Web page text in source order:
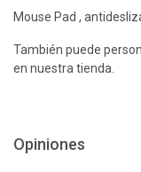
Mouse Pad ,
También puede
en nuestra tienda.
Opiniones